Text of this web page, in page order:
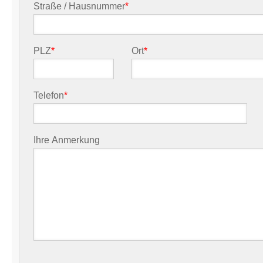
Straße / Hausnummer*
PLZ* Ort*
Telefon*
Ihre Anmerkung